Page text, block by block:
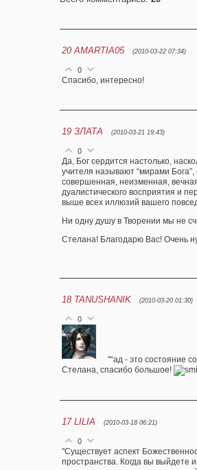
20 AMARTIA05 (2010-03-22 07:34)
0
Спасибо, интересно!
19 ЗЛАТА (2010-03-21 19:43)
0
Да, Бог сердится настолько,
учителя называют “мирами
совершенная, неизменная,
дуалистического восприятия и
выше всех иллюзий вашего
Ни одну душу в Творении мы не
Стелана! Благодарю Вас! Очень
18 TANUSHANIK (2010-03-20 01:30)
0
"“ад - это состояние
Стелана, спасибо большое!
17 LILIA (2010-03-18 06:21)
0
"Существует аспект
пространства. Когда вы выйдете